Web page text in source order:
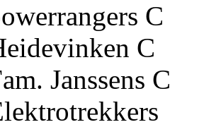
C
C
Janssens C